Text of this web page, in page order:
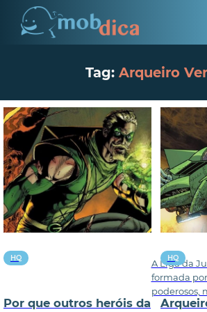
Tag: Arqueiro
HQ
Por que outros heróis da
A Liga da
formada
poderosos,
HQ